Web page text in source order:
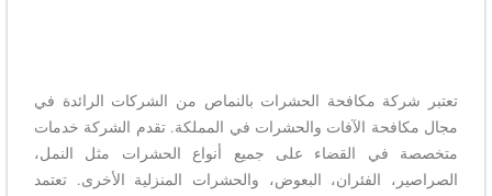
تعتبر شركة مكافحة الحشرات بالنماص من الشركات الرائدة في
مجال مكافحة الآفات والحشرات في المملكة. تقدم الشركة خدمات
متخصصة في القضاء على جميع أنواع الحشرات مثل النمل،
الصراصير، الفئران، البعوض، والحشرات المنزلية الأخرى. تعتمد